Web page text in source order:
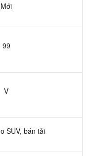
Mới
99
V
SUV, bán tải